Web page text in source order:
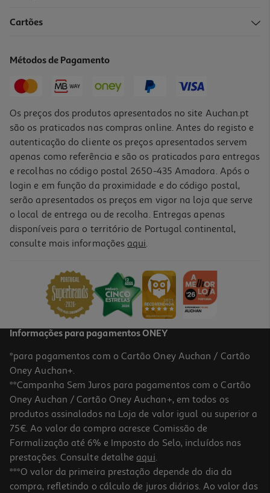
Cartões
Métodos de Pagamento
Os preços dos produtos apresentados no site Auchan.pt
são os praticados nas compras online. Antes do registo e
autenticação do cliente os preços apresentados servem
apenas como referência e são os praticados para entregas
e recolhas no código postal 2650-435 Amadora. Após o
login e em função da proximidade e do código postal,
serão apresentados os preços em vigor na loja que serve
o local de entrega ou de recolha. Entregas apenas
disponíveis para o território de Portugal continental,
consulte mais informações aqui.
Informações para pagamentos ONEY
*para pagamentos com o Cartão Oney Auchan / Cartão
Oney Auchan+.
**Campanha Sem Juros para pagamentos com o Cartão
Oney Auchan / Cartão Oney Auchan+, em todos os
produtos assinalados na Loja de valor igual ou superior a
75€. Ao valor da compra acresce Comissão de
Formalização até 6% e Imposto do Selo, incluídos nas
prestações. Consulte detalhe aqui.
***O valor da primeira prestação depende do dia da
compra, refletindo o cálculo de juros diários. Ao valor das